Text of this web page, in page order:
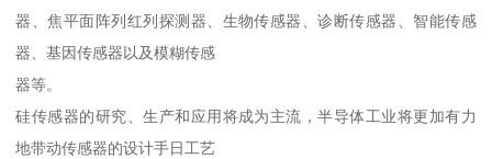
器、焦平面阵列红列探测器、生物传感器、诊断传感器、智能传感
器、基因传感器以及模糊传感
器等。
硅传感器的研究、生产和应用将成为主流，半导体工业将更加有力
地带动传感器的设计手日工艺